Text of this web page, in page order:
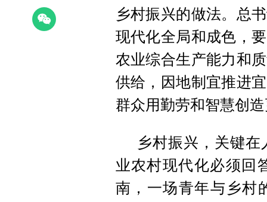
乡村振兴的做法。总
现代化全局和成色，
农业综合生产能力和
供给，因地制宜推进
群众用勤劳和智慧创
乡村振兴，关键
业农村现代化必须回
南，一场青年与乡